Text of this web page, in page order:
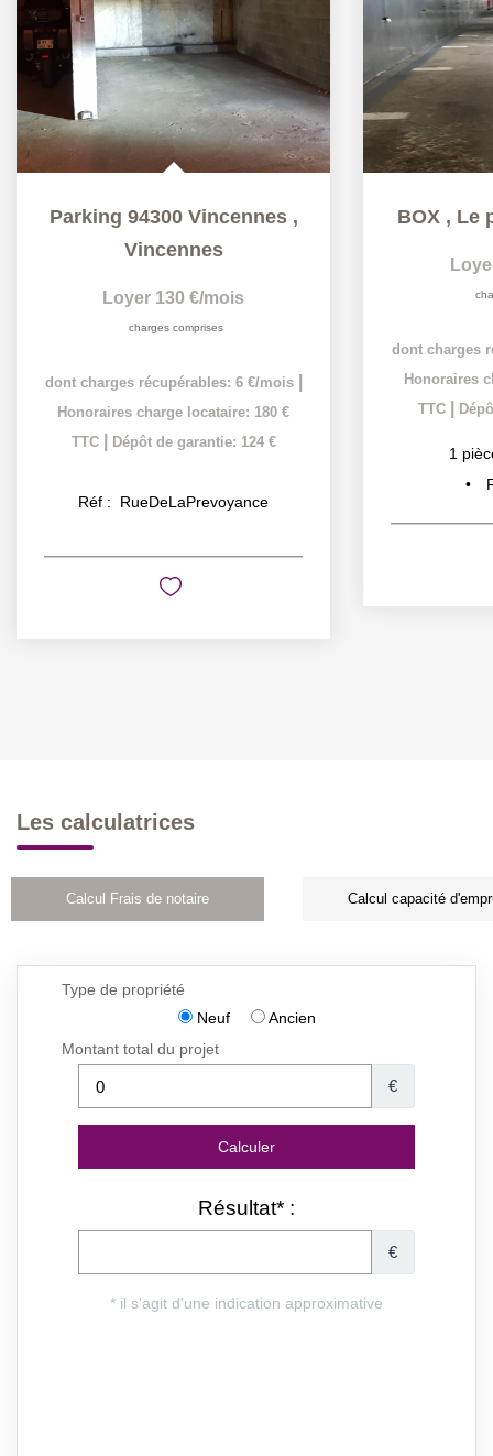
Parking 94300 Vincennes ,
Vincennes
Loyer 130 €/mois
charges comprises
dont charges récupérables: 6 €/mois
Honoraires charge locataire: 180 €
TTC
Dépôt de garantie: 124 €
Réf : RueDeLaPrevoyance
BOX , Le
dont charges
Honoraires
TTC
1
Les calculatrices
Calcul Frais de notaire Calcul capacité